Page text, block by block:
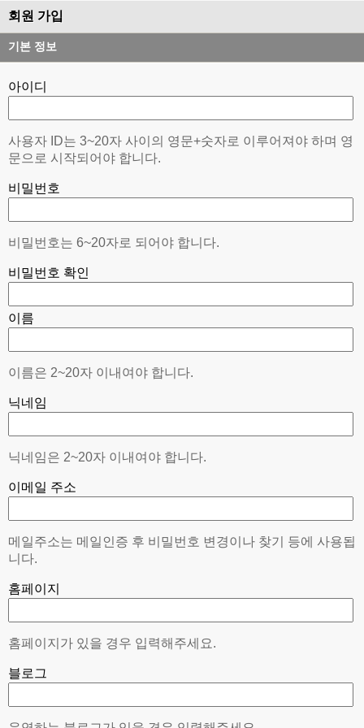
회원 가입
기본 정보
아이디
사용자 ID는 3~20자 사이의 영문+숫자로 이루어져야 하며 영
문으로 시작되어야 합니다.
비밀번호
비밀번호는 6~20자로 되어야 합니다.
비밀번호 확인
이름
이름은 2~20자 이내여야 합니다.
닉네임
닉네임은 2~20자 이내여야 합니다.
이메일 주소
메일주소는 메일인증 후 비밀번호 변경이나 찾기 등에 사용됩
니다.
홈페이지
홈페이지가 있을 경우 입력해주세요.
블로그